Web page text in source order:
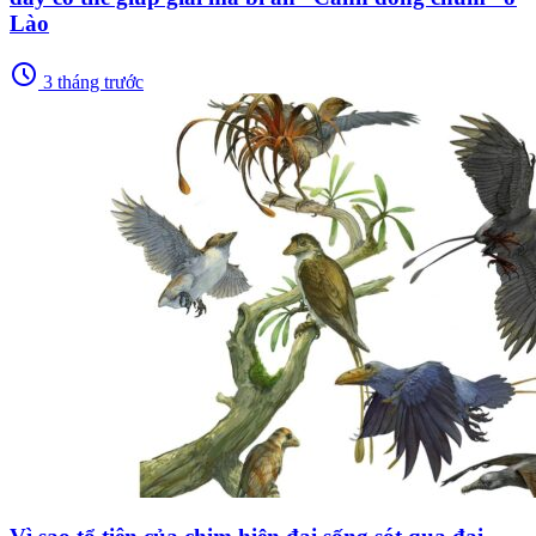
Lào
schedule 3 tháng trước